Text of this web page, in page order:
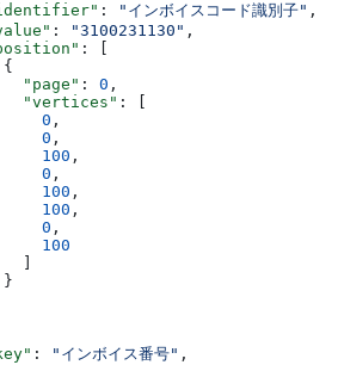
: "インボイスコード識別子" ,
: "3100231130" ,
: [
"page"
: 0 ,
"vertices"
: [
0
,
0
,
100
,
0
,
100
,
100
,
0
,
100
: "インボイス番号" ,